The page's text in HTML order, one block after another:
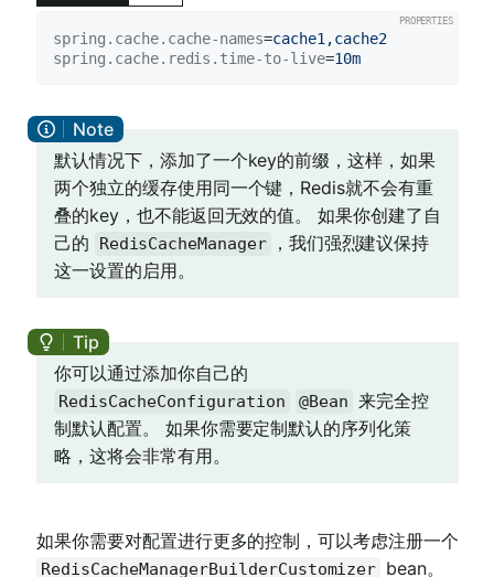
spring.cache.cache-names=cache1,cache2
spring.cache.redis.time-to-live=10m
默认情况下，添加了一个key的前缀，这样，如果
两个独立的缓存使用同一个键，Redis就不会有重
叠的key，也不能返回无效的值。 如果你创建了自
己的
RedisCacheManager
，我们强烈建议保持
这一设置的启用。
你可以通过添加你自己的
RedisCacheConfiguration @Bean 来完全控
制默认配置。 如果你需要定制默认的序列化策
略，这将会非常有用。
如果你需要对配置进行更多的控制，可以考虑注册一个
RedisCacheManagerBuilderCustomizer bean。